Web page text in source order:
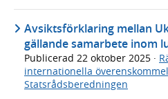
Avsiktsförklaring mellan
gällande samarbete inom
Publicerad 22 oktober 2025 ·
internationella
Statsrådsberedningen